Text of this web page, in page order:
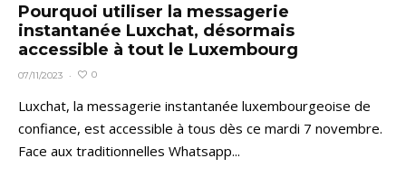
Pourquoi utiliser la messagerie
instantanée Luxchat, désormais
accessible à tout le Luxembourg
07/11/2023 · 0
Luxchat, la messagerie instantanée luxembourgeoise de
confiance, est accessible à tous dès ce mardi 7 novembre.
Face aux traditionnelles Whatsapp...